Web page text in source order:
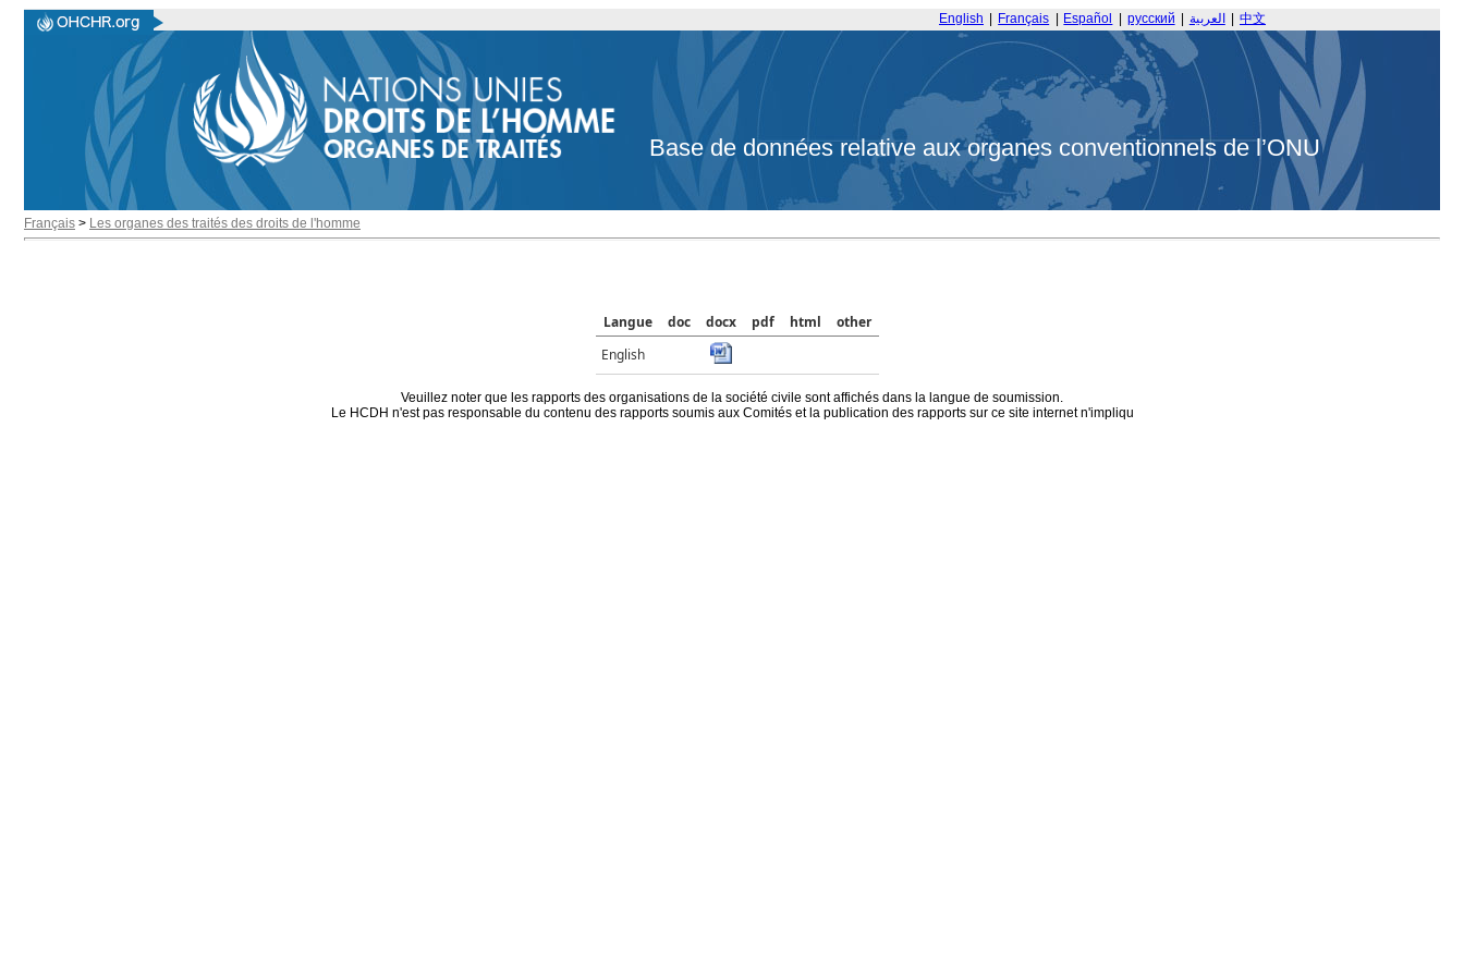
English Français Español русский العربية 中文
Base de données relative aux organes conventionnels de l’ONU
Français > Les organes des traités des droits de l'homme
Langue doc docx pdf html
other
English
Veuillez noter que les rapports des organisations de la société civile sont affichés dans la langue de soumission.
Le HCDH n'est pas responsable du contenu des rapports soumis aux Comités et la publication des rapports sur ce site internet n'impliqu